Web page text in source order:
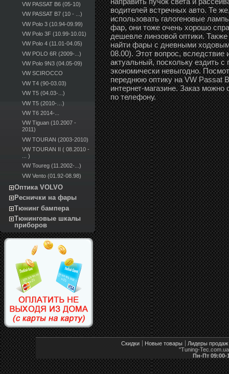
VW PASSAT B6 (05-10)
VW PASSAT B7 (10 - ...)
VW Polo 3 (10.94-09.99)
VW Polo 3F (10.99-10.01)
VW Polo 4 (11.01-04.05)
VW POLO 6R (2009-...)
VW Polo 9N3 (04.05-09)
VW SCIROCCO
VW T4 (90-03.03)
VW T5 (04.03-...)
VW T5 (2010-…)
VW T6 2014-...
VW Tiguan (10.2007 -
2011)
VW TOURAN (2003-2010)
VW TOURAN II ( 08.2010 -
... )
VW Toureg (11.2002-...)
VW Vento (01.92-08.98)
Оптика VOLVO
Реснички на фары
Тюнинг бампера
Тюнинговые шкалы
приборов
водителей встречных авто. Те
использовать галогеновые
фар, они тоже очень хорошо
дешевле линзовой оптики.
найти фары с дневными
08.00). Этот вопрос,
актуальный, поскольку ездить
экономически невыгодно.
переднюю оптику на VW Passat
интернет-магазине. Заказ
по телефону.
Скидки Новые товары
Лидеры продаж
"Tuning-
Пн-Пт 09:00-